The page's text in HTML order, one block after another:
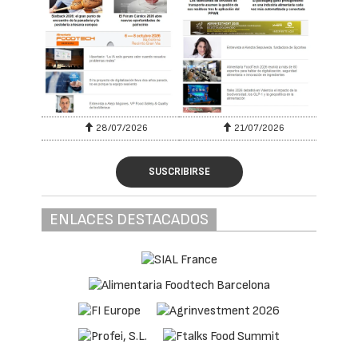
28/07/2026 21/07/2026
SUSCRIBIRSE
ENLACES DESTACADOS